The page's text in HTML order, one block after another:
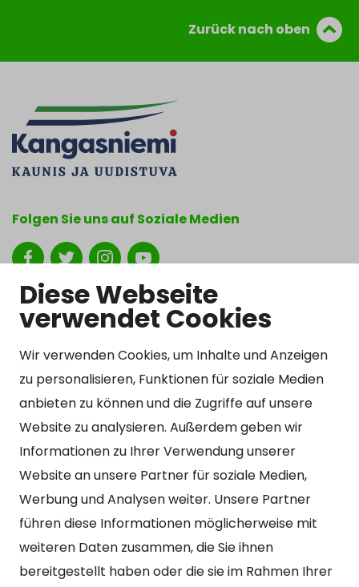
Diese Webseite
verwendet Cookies
Wir verwenden Cookies, um Inhalte und Anzeigen
zu personalisieren, Funktionen für soziale Medien
anbieten zu können und die Zugriffe auf unsere
Website zu analysieren. Außerdem geben wir
Informationen zu Ihrer Verwendung unserer
Website an unsere Partner für soziale Medien,
Werbung und Analysen weiter. Unsere Partner
führen diese Informationen möglicherweise mit
weiteren Daten zusammen, die Sie ihnen
bereitgestellt haben oder die sie im Rahmen Ihrer
Zurück nach oben
Folgen Sie uns auf Soziale Medien
Show my cookie settings
Kangasniemen kunta
Otto Mannisen tie 2
51200 Kangasniemi
kirjaamo@kangasniemi.fi
Tel. 040 719 9370
Y-tunnus 0164690-3
Geöffnet
Mo – Fr 9-15 Uhr.